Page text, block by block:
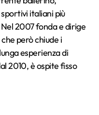
italiani più
2007 fonda e dirige
però chiude i
esperienza di
2010, è ospite fisso